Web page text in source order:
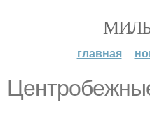
главная